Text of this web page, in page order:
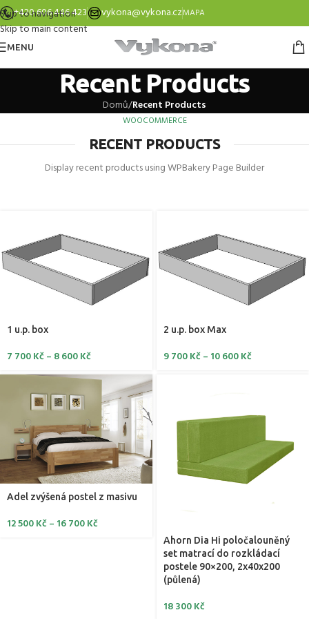
Skip to navigation
Skip to main content
+420 606 446 423 vykona@vykona.czMAPA
MENU
Recent Products
Domů/Recent Products
WOOCOMMERCE
RECENT PRODUCTS
Display recent products using WPBakery Page Builder
1 u.p. box
7 700Kč– 8 600Kč
2 u.p. box Max
9 700Kč– 10 600Kč
Adel zvýšená postel z masivu
12 500Kč– 16 700Kč
Ahorn Dia Hi poločalouněný
set matrací do rozkládací
postele 90×200, 2x40x200
(půlená)
18 300Kč